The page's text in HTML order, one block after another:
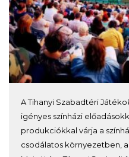
A Tihanyi Szabadtéri
igényes színházi
produkciókkal várja a
csodálatos környezetben,